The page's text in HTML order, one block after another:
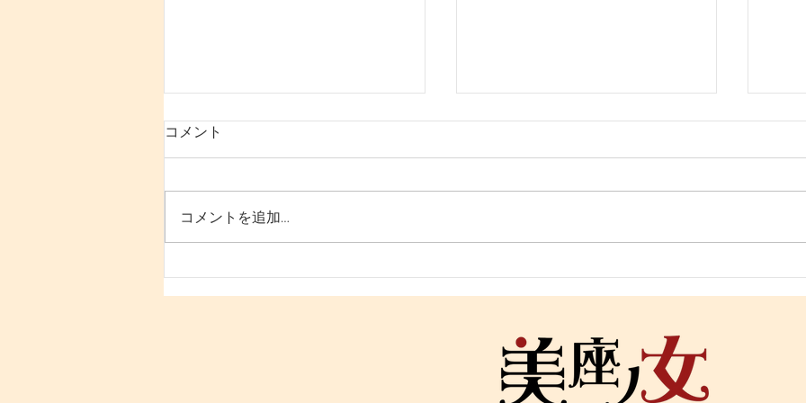
は“姿勢と回復力の低下”にあ
｜首と呼吸と自律神経の関
ケ
コメント
コメントを追加…